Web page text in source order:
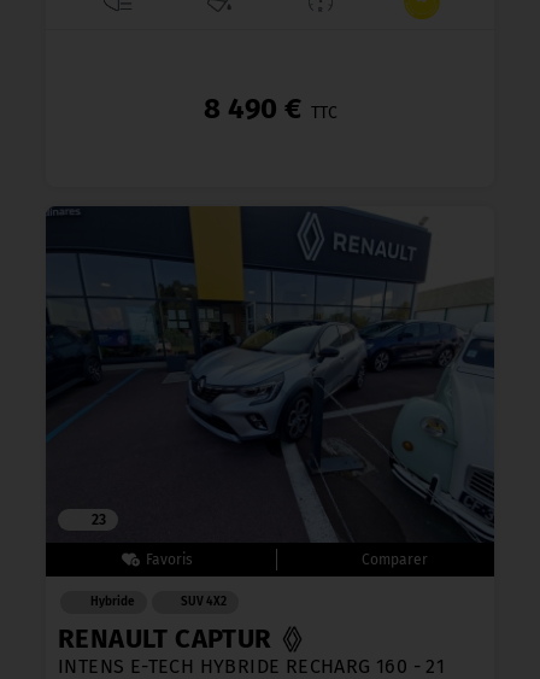
8 490 € TTC
23
Hybride SUV 4X2
RENAULT CAPTUR
INTENS E-TECH HYBRIDE RECHARG 160 - 21